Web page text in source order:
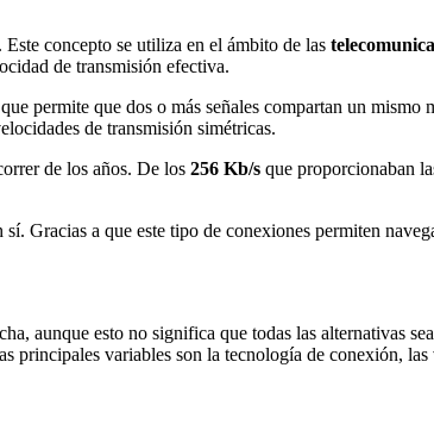
. Este concepto se utiliza en el ámbito de las
de transmisión efectiva.
permite que dos o más señales compartan un
de transmisión simétricas.
de los años. De los 256 Kb/s que proporcionaban
Gracias a que este tipo de conexiones permiten
aunque esto no significa que todas las alternativas
principales variables son la tecnología de conexión,